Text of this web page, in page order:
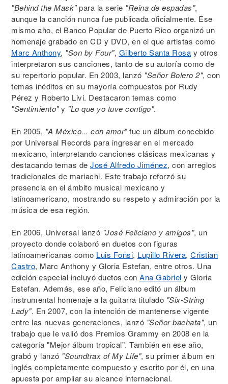
"Behind the Mask"para la serie "Reina de espadas",
aunque la canción nunca fue publicada oficialmente. Ese
mismo año, el Banco Popular de Puerto Rico organizó un
homenaje grabado en CD y DVD, en el que artistas como
Marc Anthony, "Son by Four", Gilberto Santa Rosa y otros
interpretaron sus canciones, tanto de su autoría como de
su repertorio popular. En 2003, lanzó "Señor Bolero 2", con
temas inéditos en su mayoría compuestos por Rudy
Pérez y Roberto Livi. Destacaron temas como
"Sentimiento"y "Lo que yo tuve contigo".
En 2005, "A México... con amor"fue un álbum concebido
por Universal Records para ingresar en el mercado
mexicano, interpretando canciones clásicas mexicanas y
destacando temas de José Alfredo Jiménez, con arreglos
tradicionales de mariachi. Este trabajo reforzó su
presencia en el ámbito musical mexicano y
latinoamericano, mostrando su respeto y admiración por la
música de esa región.
En 2006, Universal lanzó "José Feliciano y amigos", un
proyecto donde colaboró en duetos con figuras
latinoamericanas como Luis Fonsi, Lupillo Rivera, Cristian
Castro, Marc Anthony y Gloria Estefan, entre otros. Una
edición especial incluyó duetos con Ana Gabriel y Gloria
Estefan. Además, ese año, Feliciano editó un álbum
instrumental homenaje a la guitarra titulado "Six-String
Lady". En 2007, con la intención de mantenerse vigente
entre las nuevas generaciones, lanzó "Señor bachata", un
trabajo que le valió dos Premios Grammy en 2008 en la
categoría "Mejor álbum tropical". También en ese año,
grabó y lanzó "Soundtrax of My Life", su primer álbum en
inglés completamente compuesto y escrito por él, en una
apuesta por ampliar su alcance internacional.